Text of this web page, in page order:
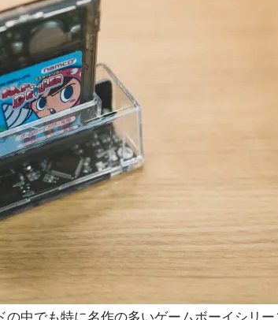
の中でも特に名作の多いゲームボーイシリー